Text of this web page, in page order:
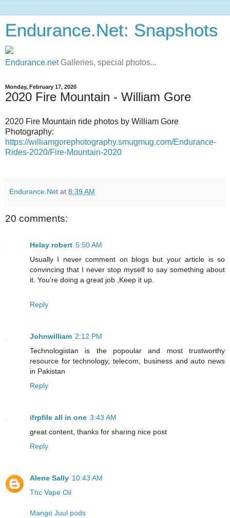
Endurance.Net: Snapshots
Endurance.netGalleries, special photos...
Monday, February 17, 2020
2020 Fire Mountain - William Gore
2020 Fire Mountain ride photos by William Gore
Photography:
https://williamgorephotography.smugmug.com/Endurance-
Rides-2020/Fire-Mountain-2020
Endurance.Net at 8:39 AM
20 comments:
Helay robert 5:50 AM
Usually I never comment on blogs but your article is so
convincing that I never stop myself to say something about
it. You’re doing a great job ,Keep it up.
Reply
Johnwilliam 2:12 PM
Technologistan is the popoular and most trustworthy
resource for technology, telecom, business and auto news
in Pakistan
Reply
ifrpfile all in one 3:43 AM
great content, thanks for sharing nice post
Reply
Alene Sally 10:43 AM
Thc Vape Oil
Mango Juul pods